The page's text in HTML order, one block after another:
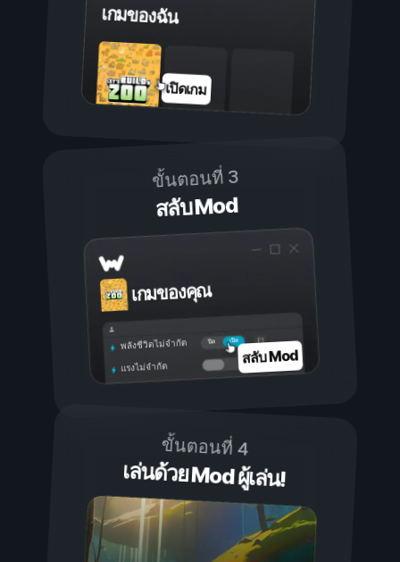
เกมของฉัน
เปิดเกม
ขั้นตอนที่ 3
สลับ Mod
เกมของคุณ
เปิด
ปิด
พลังชีวิตไม่จำกัด
แรงไม่จำกัด สลับ Mod
ขั้นตอนที่ 4
เล่นด้วย Mod ผู้เล่น!